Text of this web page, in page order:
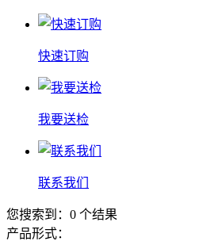
快速订购
我要送检
联系我们
您搜索到：0 个结果
产品形式：